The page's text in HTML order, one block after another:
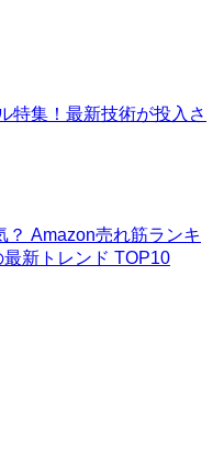
特集！最新技術が投入さ
？ Amazon売れ筋ランキ
新トレンド TOP10